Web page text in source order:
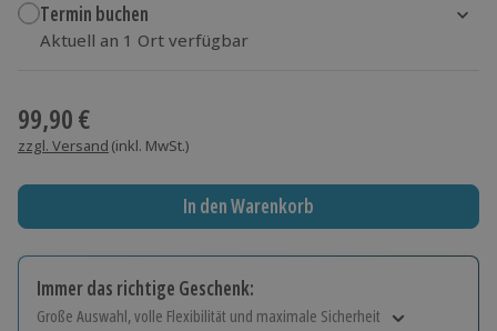
Termin buchen
Aktuell an 1 Ort verfügbar
99,90 €
zzgl. Versand (inkl. MwSt.)
In den Warenkorb
Immer das richtige Geschenk:
Große Auswahl, volle Flexibilität und maximale Sicherheit